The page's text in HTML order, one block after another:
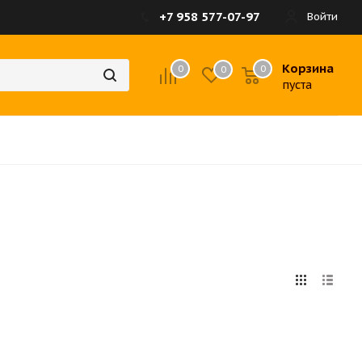
Войти
+7 958 577-07-97
0 0 Корзина
пуста
0